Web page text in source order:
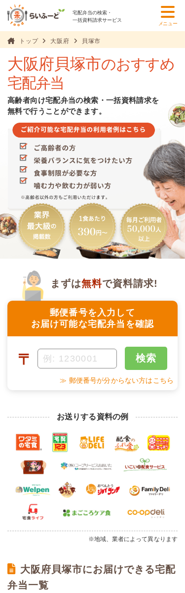
宅配弁当の検索・
一括資料請求サービス
メニュー
トップ 大阪府 貝塚市
大阪府貝塚市のおすすめ
宅配弁当
高齢者向け宅配弁当の検索・一括資料請求を
無料で行うことができます。
郵便番号を入力して
お届け可能な宅配弁当を確認
まずは無料で資料請求!
〒 検索
≫ 郵便番号が分からない方はこちら
お送りする資料の例
※地域、業者によって異なります
大阪府貝塚市にお届けできる宅配
弁当一覧